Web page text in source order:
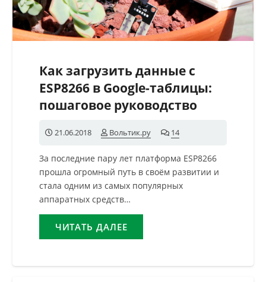
Как загрузить данные с
ESP8266 в Google-таблицы:
пошаговое руководство
21.06.2018 Вольтик.ру 14комментариев
За последние пару лет платформа ESP8266
прошла огромный путь в своём развитии и
стала одним из самых популярных
аппаратных средств…
ЧИТАТЬ ДАЛЕЕ